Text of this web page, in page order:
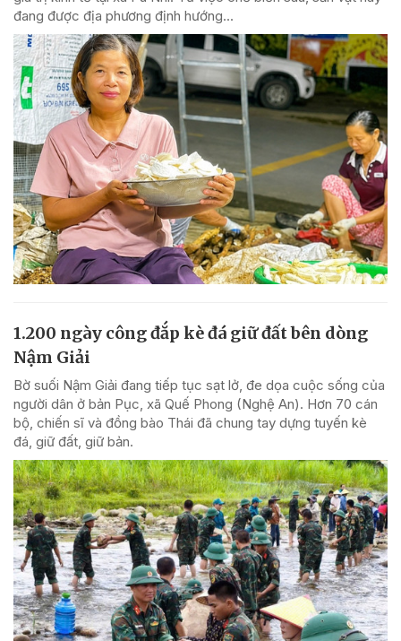
đang được địa phương định hướng...
1.200 ngày công đắp kè đá giữ đất bên dòng
Nậm Giải
Bờ suối Nậm Giải đang tiếp tục sạt lở, đe dọa cuộc sống của
người dân ở bản Pục, xã Quế Phong (Nghệ An). Hơn 70 cán
bộ, chiến sĩ và đồng bào Thái đã chung tay dựng tuyến kè
đá, giữ đất, giữ bản.